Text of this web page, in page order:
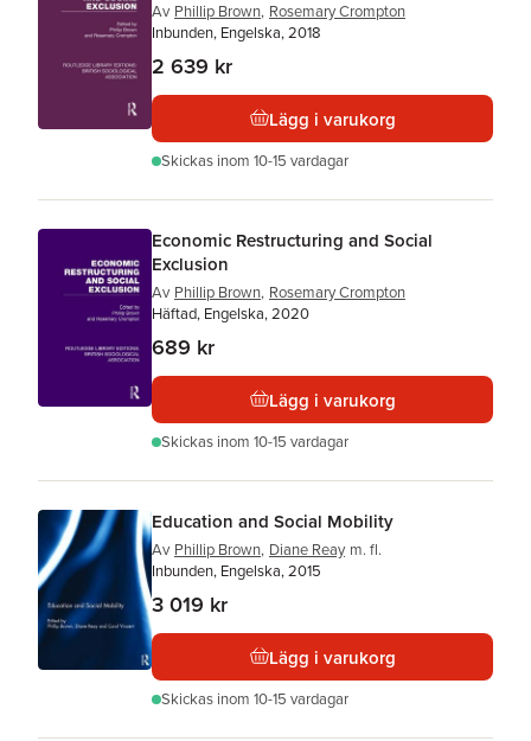
Av Phillip Brown, Rosemary Crompton
Inbunden, Engelska, 2018
2 639 kr
Lägg i varukorg
Skickas inom 10-15 vardagar
Economic Restructuring and Social
Exclusion
Av Phillip Brown, Rosemary Crompton
Häftad, Engelska, 2020
689 kr
Lägg i varukorg
Skickas inom 10-15 vardagar
Education and Social Mobility
Av Phillip Brown, Diane Reay m. fl.
Inbunden, Engelska, 2015
3 019 kr
Lägg i varukorg
Skickas inom 10-15 vardagar